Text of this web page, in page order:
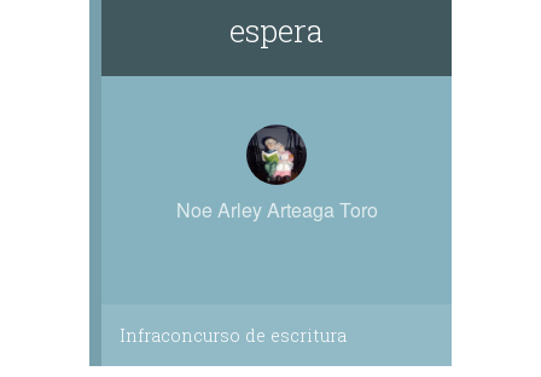
espera
Noe Arley Arteaga Toro
Infraconcurso de escritura